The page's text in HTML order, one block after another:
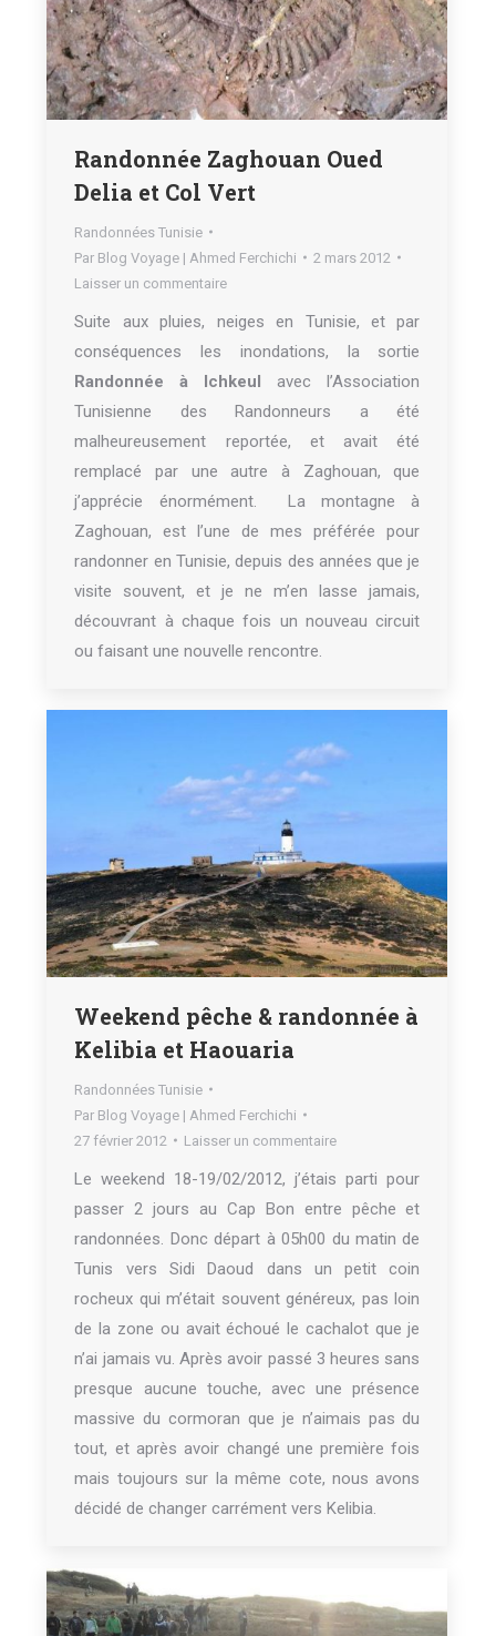
Randonnée Zaghouan Oued
Delia et Col Vert
Randonnées Tunisie
Par Blog Voyage | Ahmed Ferchichi
2 mars 2012
Laisser un commentaire
Suite aux pluies, neiges en Tunisie, et par
conséquences les inondations, la sortie
Randonnée à Ichkeul avec l’Association
Tunisienne des Randonneurs a été
malheureusement reportée, et avait été
remplacé par une autre à Zaghouan, que
j’apprécie énormément. La montagne à
Zaghouan, est l’une de mes préférée pour
randonner en Tunisie, depuis des années que je
visite souvent, et je ne m’en lasse jamais,
découvrant à chaque fois un nouveau circuit
ou faisant une nouvelle rencontre.
Weekend pêche & randonnée à
Kelibia et Haouaria
Randonnées Tunisie
Par Blog Voyage | Ahmed Ferchichi
27 février 2012
Laisser un commentaire
Le weekend 18-19/02/2012, j’étais parti pour
passer 2 jours au Cap Bon entre pêche et
randonnées. Donc départ à 05h00 du matin de
Tunis vers Sidi Daoud dans un petit coin
rocheux qui m’était souvent généreux, pas loin
de la zone ou avait échoué le cachalot que je
n’ai jamais vu. Après avoir passé 3 heures sans
presque aucune touche, avec une présence
massive du cormoran que je n’aimais pas du
tout, et après avoir changé une première fois
mais toujours sur la même cote, nous avons
décidé de changer carrément vers Kelibia.